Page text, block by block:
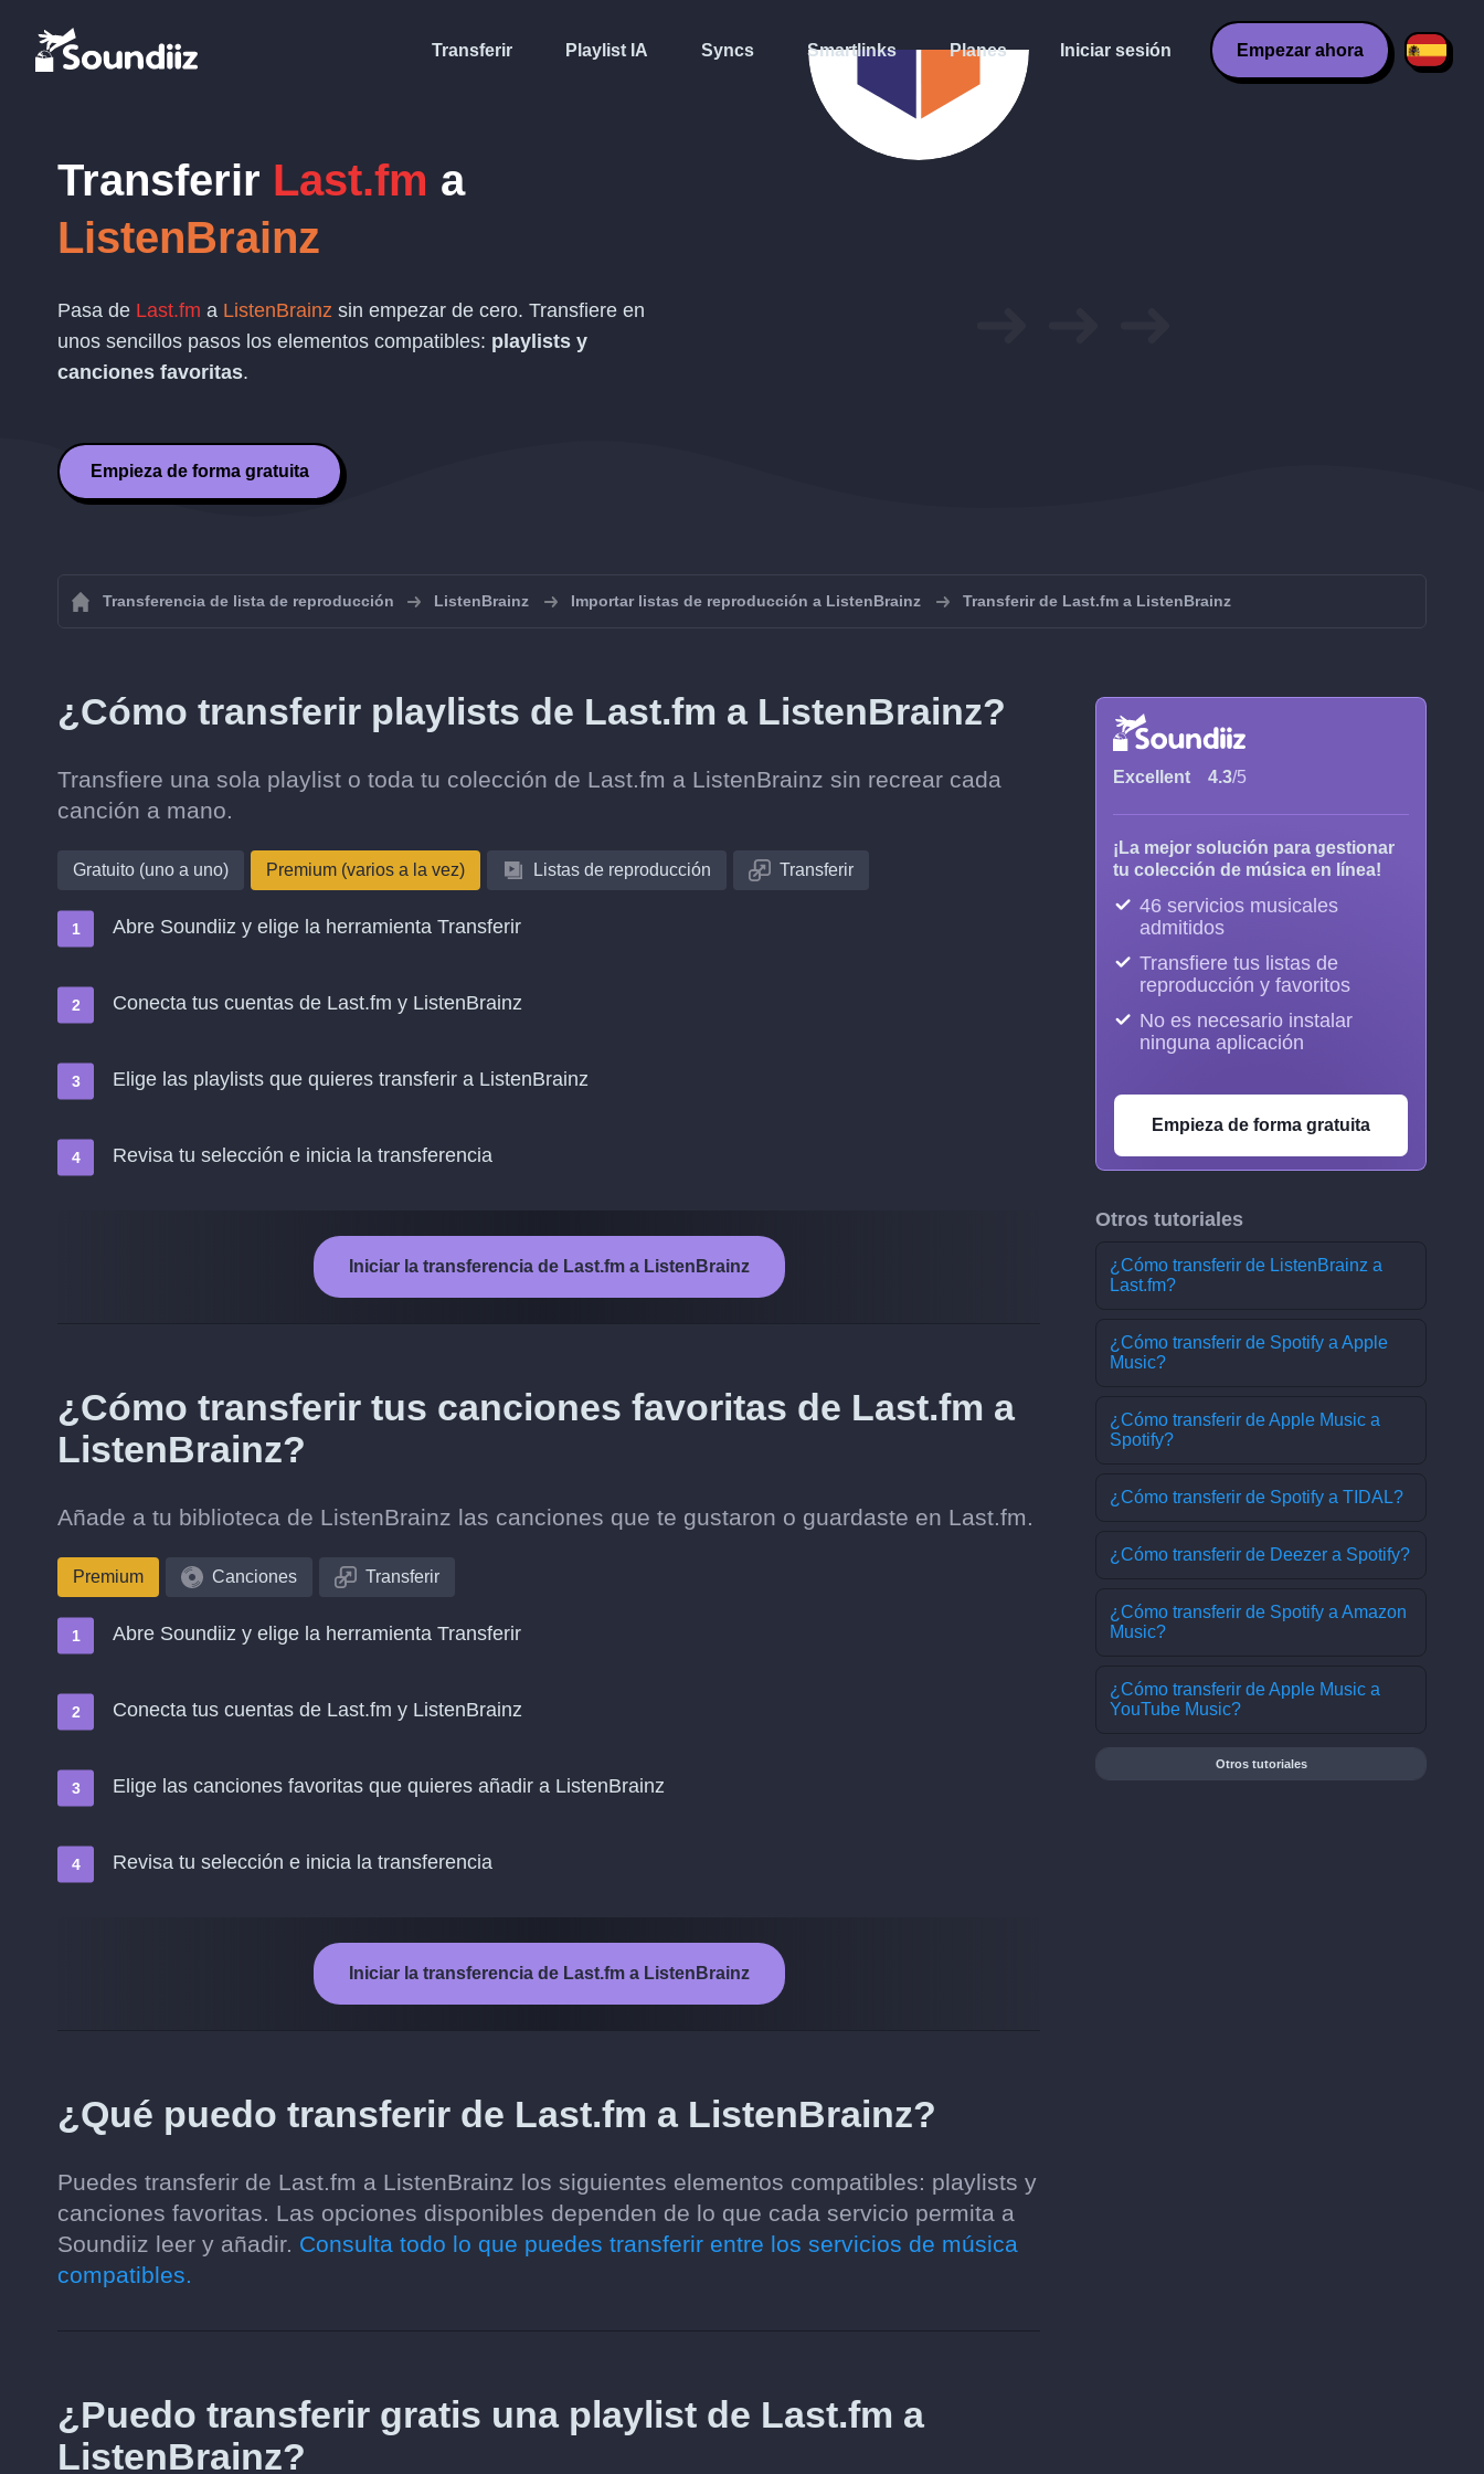
Transferir Playlist IA Syncs Smartlinks Planes Iniciar sesión Empezar ahora
Transferir Last.fm a
ListenBrainz
Pasa de Last.fm a ListenBrainz sin empezar de cero. Transfiere en
unos sencillos pasos los elementos compatibles: playlists y
canciones favoritas.
Empieza de forma gratuita
Transferencia de lista de reproducción ListenBrainz Importar listas de reproducción a ListenBrainz Transferir de Last.fm a ListenBrainz
¿Cómo transferir playlists de Last.fm a ListenBrainz?
Transfiere una sola playlist o toda tu colección de Last.fm a ListenBrainz sin recrear cada
canción a mano.
Gratuito (uno a uno) Premium (varios a la vez) Listas de reproducción Transferir
Abre Soundiiz y elige la herramienta Transferir
Conecta tus cuentas de Last.fm y ListenBrainz
Elige las playlists que quieres transferir a ListenBrainz
Revisa tu selección e inicia la transferencia
Iniciar la transferencia de Last.fm a ListenBrainz
¿Cómo transferir tus canciones favoritas de Last.fm a
ListenBrainz?
Añade a tu biblioteca de ListenBrainz las canciones que te gustaron o guardaste en Last.fm.
Premium Canciones Transferir
Abre Soundiiz y elige la herramienta Transferir
Conecta tus cuentas de Last.fm y ListenBrainz
Elige las canciones favoritas que quieres añadir a ListenBrainz
Revisa tu selección e inicia la transferencia
Iniciar la transferencia de Last.fm a ListenBrainz
¿Qué puedo transferir de Last.fm a ListenBrainz?
Puedes transferir de Last.fm a ListenBrainz los siguientes elementos compatibles: playlists y
canciones favoritas. Las opciones disponibles dependen de lo que cada servicio permita a
Soundiiz leer y añadir. Consulta todo lo que puedes transferir entre los servicios de música
compatibles.
¿Puedo transferir gratis una playlist de Last.fm a
ListenBrainz?
Excellent 4.3/5
¡La mejor solución para gestionar
tu colección de música en línea!
46 servicios musicales
admitidos
Transfiere tus listas de
reproducción y favoritos
No es necesario instalar
ninguna aplicación
Empieza de forma gratuita
Otros tutoriales
¿Cómo transferir de ListenBrainz a
Last.fm?
¿Cómo transferir de Spotify a Apple
Music?
¿Cómo transferir de Apple Music a
Spotify?
¿Cómo transferir de Spotify a TIDAL?
¿Cómo transferir de Deezer a Spotify?
¿Cómo transferir de Spotify a Amazon
Music?
¿Cómo transferir de Apple Music a
YouTube Music?
Otros tutoriales